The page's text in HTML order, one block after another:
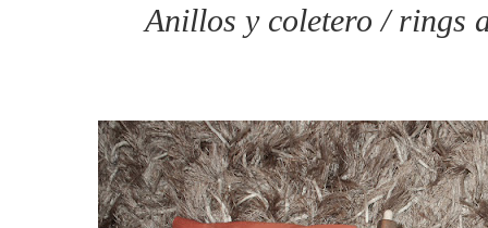
Anillos y coletero / rings